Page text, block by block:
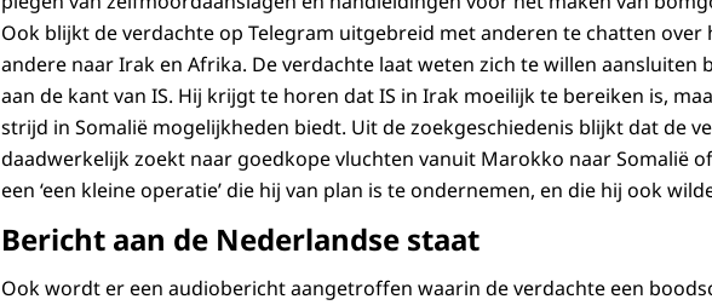
Ook blijkt de verdachte op Telegram uitgebreid met anderen te chatten
andere naar Irak en Afrika. De verdachte laat weten zich te willen aansluiten
aan de kant van IS. Hij krijgt te horen dat IS in Irak moeilijk te bereiken is,
strijd in Somalië mogelijkheden biedt. Uit de zoekgeschiedenis blijkt dat de
daadwerkelijk zoekt naar goedkope vluchten vanuit Marokko naar Somalië
een ‘een kleine operatie’ die hij van plan is te ondernemen, en die hij ook
Bericht aan de Nederlandse staat
Ook wordt er een audiobericht aangetroffen waarin de verdachte een